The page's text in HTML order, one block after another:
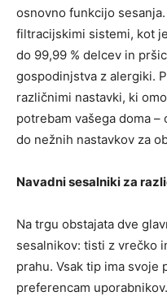
osnovno funkcijo
filtracijskimi sistemi, kot
do 99,99 % delcev in
gospodinjstva z alergiki.
različnimi nastavki, ki
potrebam vašega doma
do nežnih nastavkov za
Navadni sesalniki za
Na trgu obstajata dve
sesalnikov: tisti z vrečko
prahu. Vsak tip ima
preferencam